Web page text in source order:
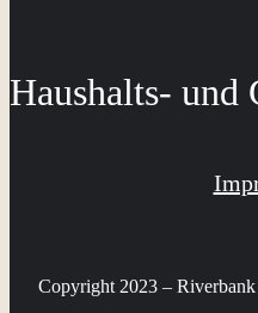
Haushalts- und
Copyright 2023 – Riverbank